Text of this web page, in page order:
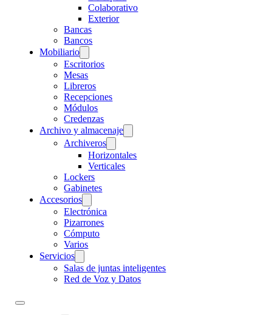
Colaborativo
Exterior
Bancas
Bancos
Mobiliario
Escritorios
Mesas
Libreros
Recepciones
Módulos
Credenzas
Archivo y almacenaje
Archiveros
Horizontales
Verticales
Lockers
Gabinetes
Accesorios
Electrónica
Pizarrones
Cómputo
Varios
Servicios
Salas de juntas inteligentes
Red de Voz y Datos